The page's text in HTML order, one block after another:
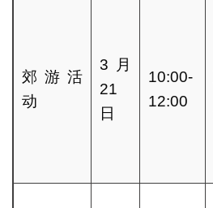
郊游活
动
3月
21
日
10:00-
12:00